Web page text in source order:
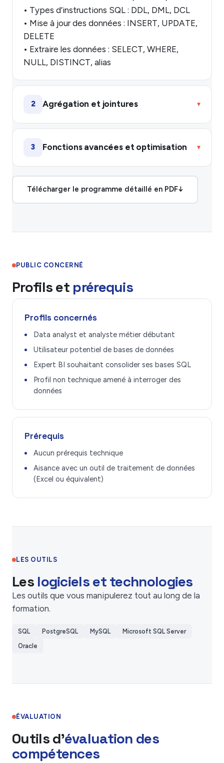
• Types d’instructions SQL : DDL, DML, DCL
• Mise à jour des données : INSERT, UPDATE,
DELETE
• Extraire les données : SELECT, WHERE,
NULL, DISTINCT, alias
2 Agrégation et jointures ▾
3 Fonctions avancées et optimisation ▾
Télécharger le programme détaillé en PDF↓
PUBLIC CONCERNÉ
Profils et prérequis
Profils concernés
Data analyst et analyste métier débutant
Utilisateur potentiel de bases de données
Expert BI souhaitant consolider ses bases SQL
Profil non technique amené à interroger des
données
Prérequis
Aucun prérequis technique
Aisance avec un outil de traitement de données
(Excel ou équivalent)
LES OUTILS
Les logiciels et technologies
Les outils que vous manipulerez tout au long de la
formation.
SQL PostgreSQL MySQL
Microsoft SQL Server
Oracle
ÉVALUATION
Outils d'évaluation des
compétences